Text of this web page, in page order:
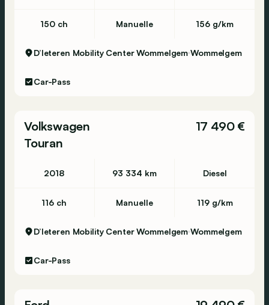
150 ch Manuelle 156 g/km
D’Ieteren Mobility Center Wommelgem Wommelgem
Car-Pass
Volkswagen
Touran
17 490 €
2018 93 334 km Diesel
116 ch Manuelle 119 g/km
D’Ieteren Mobility Center Wommelgem Wommelgem
Car-Pass